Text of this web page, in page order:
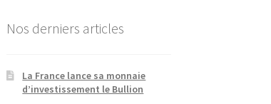
Nos derniers articles
La France lance sa monnaie
d’investissement le Bullion